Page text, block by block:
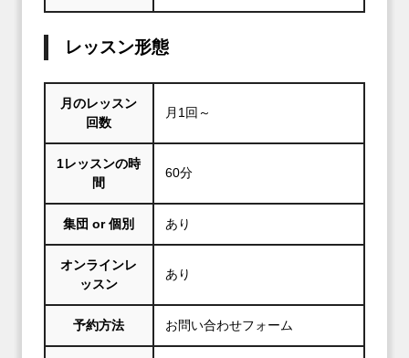
レッスン形態
月のレッスン
回数
月1回～
1レッスンの時
間
60分
集団 or 個別 あり
オンラインレ
ッスン
あり
予約方法 お問い合わせフォーム